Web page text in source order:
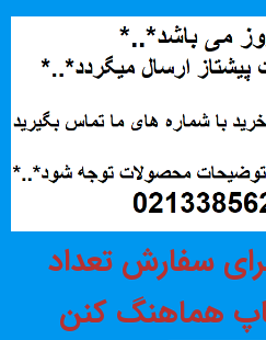
سفارش تعداد
هماهنگ کنن